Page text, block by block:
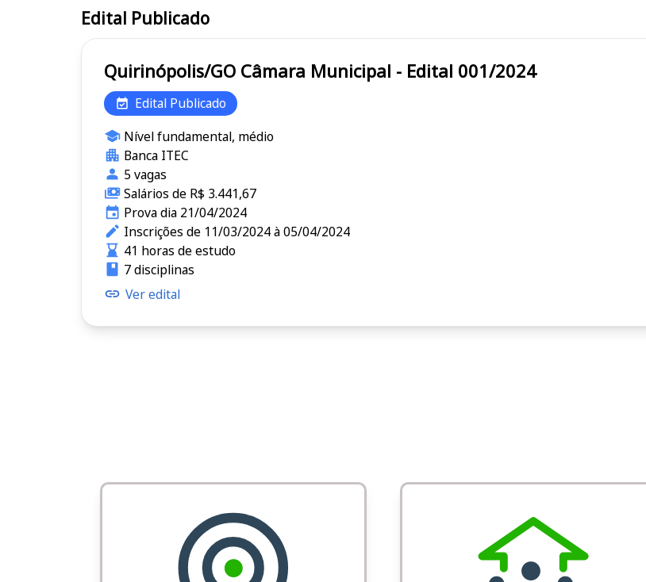
Edital Publicado
Quirinópolis/GO Câmara Municipal - Edital 001/2024
Edital Publicado
Nível fundamental, médio
Banca ITEC
5 vagas
Salários de R$ 3.441,67
Prova dia 21/04/2024
Inscrições de 11/03/2024 à 05/04/2024
41 horas de estudo
7 disciplinas
Ver edital